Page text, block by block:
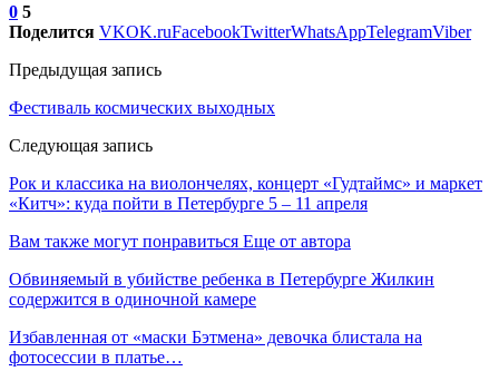
0 5
Поделится VKOK.ruFacebookTwitterWhatsAppTelegramViber
Предыдущая запись
Фестиваль космических выходных
Следующая запись
Рок и классика на виолончелях, концерт «Гудтаймс» и маркет
«Китч»: куда пойти в Петербурге 5 – 11 апреля
Вам также могут понравиться Еще от автора
Обвиняемый в убийстве ребенка в Петербурге Жилкин
содержится в одиночной камере
Избавленная от «маски Бэтмена» девочка блистала на
фотосессии в платье…